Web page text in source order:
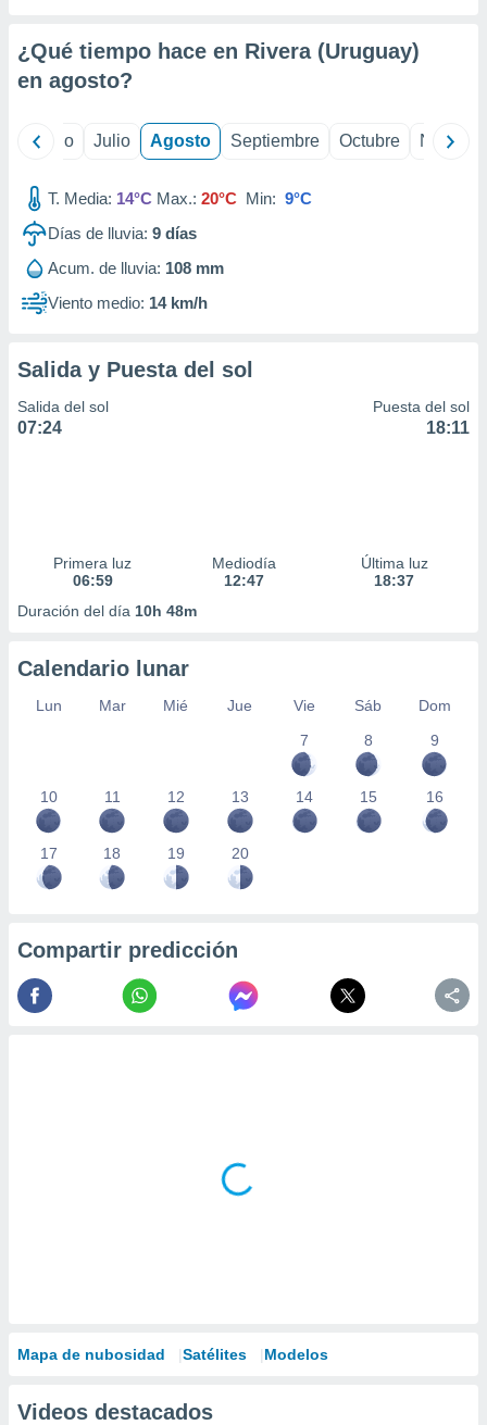
de
¿Qué tiempo hace en Rivera (Uruguay)
en agosto?
Junio Julio Agosto Septiembre Octubre
T. Media: 14°C Max.: 20°C Min: 9°C
Días de lluvia: 9 días
Acum. de lluvia: 108 mm
Viento medio: 14 km/h
Salida y Puesta del sol
Salida del sol
07:24
Puesta del sol
18:11
Primera luz
06:59
Mediodía
12:47
Última luz
18:37
Duración del día 10h 48m
Calendario lunar
Lun Mar Mié Jue Vie Sáb
Dom
7
8 9
10 11 12 13 14 15 16
17 18 19 20
Compartir predicción
Mapa de nubosidad Satélites Modelos
Videos destacados